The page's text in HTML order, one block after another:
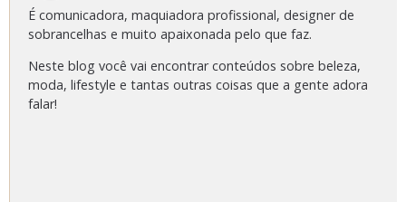
É comunicadora, maquiadora profissional, designer de
sobrancelhas e muito apaixonada pelo que faz.
Neste blog você vai encontrar conteúdos sobre beleza,
moda, lifestyle e tantas outras coisas que a gente adora
falar!